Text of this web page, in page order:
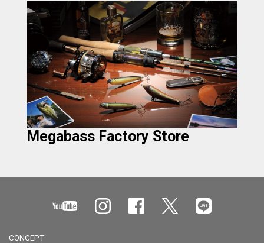
Megabass Factory Store
CONCEPT